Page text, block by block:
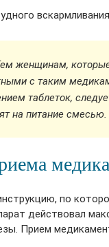
женщинам, которые
с таким
таблеток,
на питание смесью.
по
действовал
Прием